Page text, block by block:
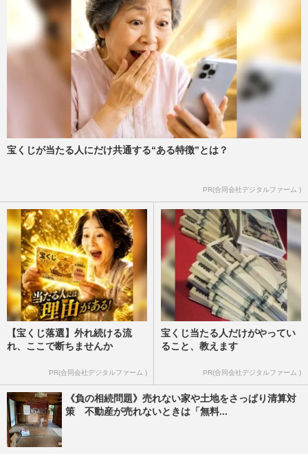
宝くじが当たる人にだけ共通する“ある特徴”とは？
PR(合同会社デジタルファーム )
【宝くじ落選】外れ続ける流
れ、ここで断ちませんか
PR(合同会社デジタルファーム )
宝くじ当たる人だけがやってい
ること、教えます
PR(合同会社デジタルファーム )
《負の相続問題》売れない家や土地をさっぱり清算対
策 不動産が売れないときは「無料...